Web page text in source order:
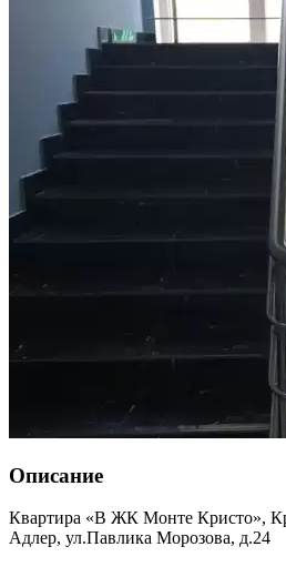
Описание
Квартира «В ЖК Монте Кристо»,
Адлер, ул.Павлика Морозова, д.24